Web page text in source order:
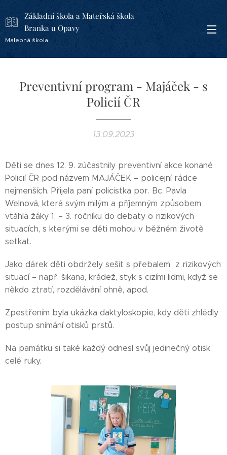
Základní škola a Mateřská škola
Branka u Opavy
Malebná škola
Preventivní program - Majáček - s
Policií ČR
13.09.2023
Děti se dnes 12. 9. zúčastnily preventivní akce konané
Policií ČR pod názvem MAJÁČEK – policejní rádce
nejmenších. Přijela paní policistka por. Bc. Pavla
Welnová, která svým milým a příjemným způsobem
vtáhla žáky 1. – 3. ročníku do debaty o rizikových
situacích, s kterými se děti mohou v běžném životě
setkat.
Jako dárek děti obdržely sešit s přebalem z rizikových
situací – např. šikana, krádež, styk s cizími lidmi, když se
někdo ztratí, rozdělávání ohně, apod.
Zpestřením byla ukázka daktyloskopie, kdy děti zhlédly
postup snímání otisků prstů.
Na památku si také každý odnesl svůj jedinečný otisk
celé ruky.